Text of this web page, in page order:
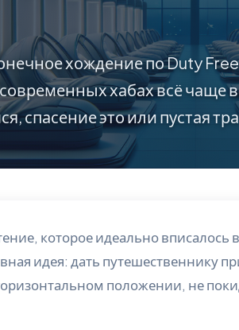
хождение по Duty
хабах всё чаще
спасение это или пустая
которое идеально вписалось в
идея: дать путешественнику
положении, не